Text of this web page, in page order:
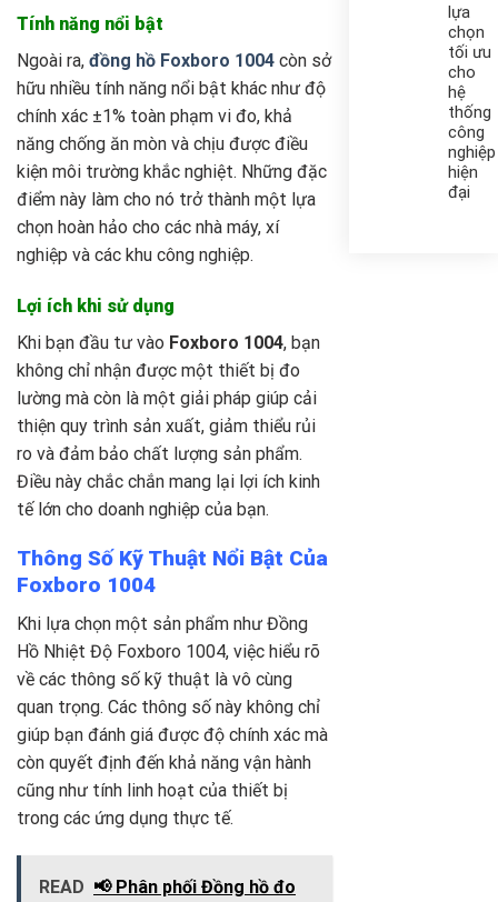
Tính năng nổi bật
Ngoài ra, đồng hồ Foxboro 1004 còn sở
hữu nhiều tính năng nổi bật khác như độ
chính xác ±1% toàn phạm vi đo, khả
năng chống ăn mòn và chịu được điều
kiện môi trường khắc nghiệt. Những đặc
điểm này làm cho nó trở thành một lựa
chọn hoàn hảo cho các nhà máy, xí
nghiệp và các khu công nghiệp.
Lợi ích khi sử dụng
Khi bạn đầu tư vào Foxboro 1004, bạn
không chỉ nhận được một thiết bị đo
lường mà còn là một giải pháp giúp cải
thiện quy trình sản xuất, giảm thiểu rủi
ro và đảm bảo chất lượng sản phẩm.
Điều này chắc chắn mang lại lợi ích kinh
tế lớn cho doanh nghiệp của bạn.
Thông Số Kỹ Thuật Nổi Bật Của
Foxboro 1004
Khi lựa chọn một sản phẩm như Đồng
Hồ Nhiệt Độ Foxboro 1004, việc hiểu rõ
về các thông số kỹ thuật là vô cùng
quan trọng. Các thông số này không chỉ
giúp bạn đánh giá được độ chính xác mà
còn quyết định đến khả năng vận hành
cũng như tính linh hoạt của thiết bị
trong các ứng dụng thực tế.
READ 📢 Phân phối Đồng hồ đo
lựa
chọn
tối ưu
cho
hệ
thống
công
nghiệp
hiện
đại